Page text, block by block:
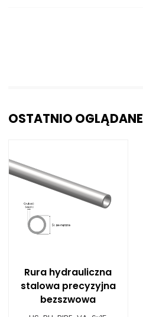
OSTATNIO OGLĄDANE
Rura hydrauliczna
stalowa precyzyjna
bezszwowa